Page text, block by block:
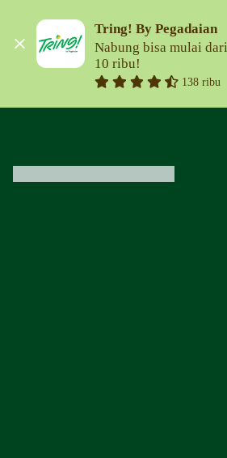
Tring! By Pegadaian
Nabung bisa mulai dari
10 ribu!
138 ribu